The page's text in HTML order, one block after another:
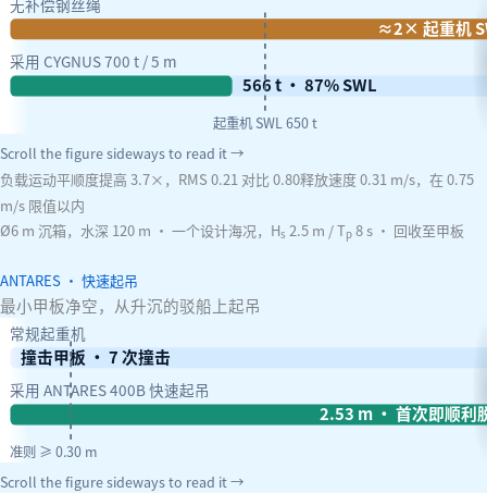
无补偿钢丝绳
≈2× 起重机
采用 CYGNUS 700 t / 5 m
566 t · 87% SWL
起重机 SWL 650 t
Scroll the figure sideways to read it →
负载运动平顺度提高 3.7×，RMS 0.21 对比 0.80释放速度 0.31 m/s，在 0.75
m/s 限值以内
Ø6 m 沉箱，水深 120 m · 一个设计海况，Hs 2.5 m / Tp 8 s · 回收至甲板
ANTARES · 快速起吊
最小甲板净空，从升沉的驳船上起吊
常规起重机
撞击甲板 · 7 次撞击
采用 ANTARES 400B 快速起吊
2.53 m · 首次即顺利
准则 ≥ 0.30 m
Scroll the figure sideways to read it →